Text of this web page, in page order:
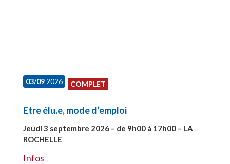
03/092026 COMPLET
Etre élu.e, mode d’emploi
Jeudi 3 septembre 2026 – de 9h00 à 17h00 – LA
ROCHELLE
Infos